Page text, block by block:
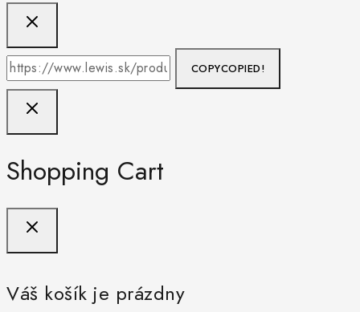
COPYCOPIED!
Shopping Cart
Váš košík je prázdny